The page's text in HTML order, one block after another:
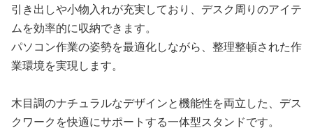
引き出しや小物入れが充実しており、デスク周りのアイテ
ムを効率的に収納できます。
パソコン作業の姿勢を最適化しながら、整理整頓された作
業環境を実現します。
木目調のナチュラルなデザインと機能性を両立した、デス
クワークを快適にサポートする一体型スタンドです。